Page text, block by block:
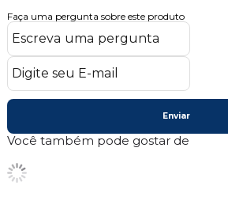
Faça uma pergunta sobre este produto
Enviar
Você também pode gostar de